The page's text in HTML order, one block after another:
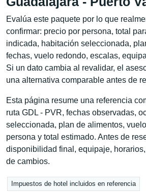
Evalúa este paquete por lo que
confirmar: precio por persona, total
indicada, habitación seleccionada,
fechas, vuelo redondo, escalas,
Si un dato cambia al revalidar, el
una alternativa comparable antes de
Esta página resume una referencia
ruta GDL - PVR, fechas observadas,
seleccionada, plan de alimentos,
persona y total estimado. Antes de
disponibilidad final, equipaje,
de cambios.
Impuestos de hotel incluidos en referencia